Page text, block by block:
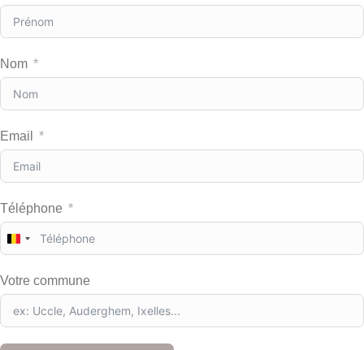
Nom
Email
Téléphone
B
e
g
u
Votre commune